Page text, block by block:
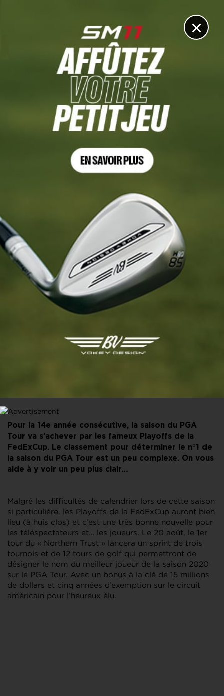
×
FEDEXCUP MODE D'EMPLOI
Pour la 14e année consécutive, la saison du PGA
Tour va s’achever par les fameux Playoffs de la
FedExCup. Le classement pour déterminer le n°1 de
la saison du PGA Tour est un peu complexe. On vous
aide à y voir un peu plus clair…
Malgré les difficultés de calendrier lors de cette saison
si particulière, les Playoffs de la FedExCup auront bien
lieu (à huis clos) et c’est une très bonne nouvelle pour
les téléspectateurs et… les joueurs. Le 20 août, le 1er
tour du « Northern Trust » lancera un sprint de trois
tournois et de 12 tours de golf qui permettront de
désigner le nom du meilleur joueur de la saison 2020
sur le PGA Tour. Avec un bonus à la clé de 15 millions
de dollars et cinq années d’exemption sur le circuit
américain pour l’heureux élu.